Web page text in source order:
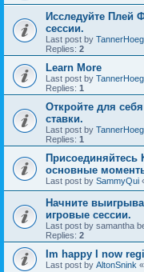
Исследуйте Плей
сессии.
Last post by
Replies: 2
Learn More
Last post by
Replies: 1
Откройте для
ставки.
Last post by
Replies: 1
Присоединяйтесь
основные
Last post by SammyQui
Начните
игровые сессии.
Last post by samantha
Replies: 2
Im happy I now
Last post by AltonSnink «